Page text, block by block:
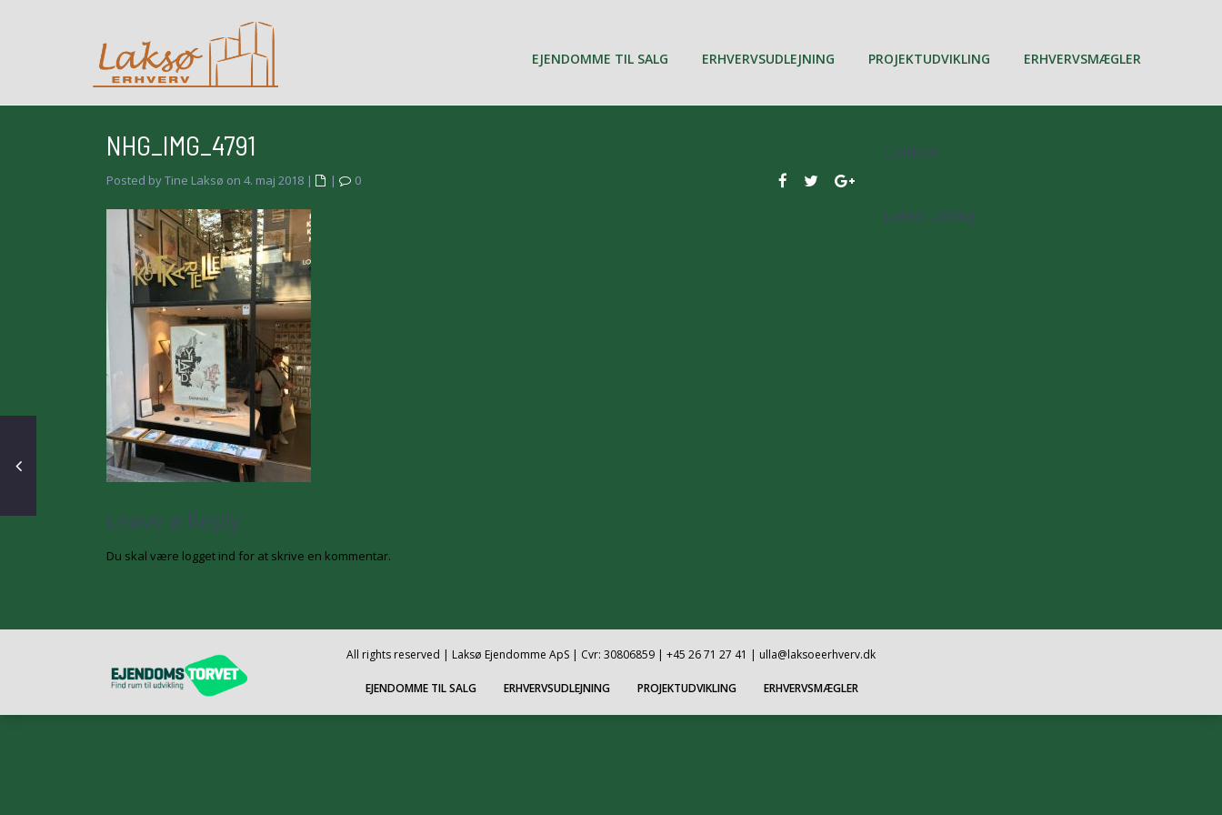
EJENDOMME TIL SALG ERHVERVSUDLEJNING PROJEKTUDVIKLING ERHVERVSMÆGLER
NHG_IMG_4791
Posted by Tine Laksø on 4. maj 2018 | | 0
Leave a Reply
Du skal være logget ind for at skrive en kommentar.
Contact
Latest Listing
All rights reserved | Laksø Ejendomme ApS | Cvr: 30806859 | +45 26 71 27 41 | ulla@laksoeerhverv.dk
EJENDOMME TIL SALG ERHVERVSUDLEJNING PROJEKTUDVIKLING ERHVERVSMÆGLER